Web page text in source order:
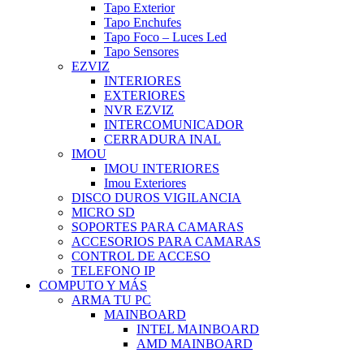
Tapo Exterior
Tapo Enchufes
Tapo Foco – Luces Led
Tapo Sensores
EZVIZ
INTERIORES
EXTERIORES
NVR EZVIZ
INTERCOMUNICADOR
CERRADURA INAL
IMOU
IMOU INTERIORES
Imou Exteriores
DISCO DUROS VIGILANCIA
MICRO SD
SOPORTES PARA CAMARAS
ACCESORIOS PARA CAMARAS
CONTROL DE ACCESO
TELEFONO IP
COMPUTO Y MÁS
ARMA TU PC
MAINBOARD
INTEL MAINBOARD
AMD MAINBOARD